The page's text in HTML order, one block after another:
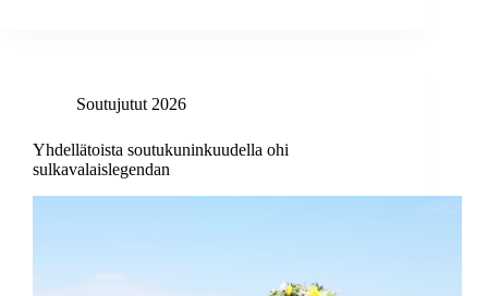
Soutujutut 2026
Yhdellätoista soutukuninkuudella ohi
sulkavalaislegendan